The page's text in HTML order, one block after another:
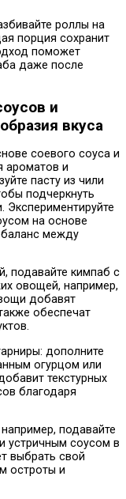
роллы на
порция сохранит
поможет
даже после
и
вкуса
соевого соуса и
ароматов и
пасту из чили
подчеркнуть
Экспериментируйте
на основе
баланс между
подавайте кимпаб с
овощей, например,
добавят
обеспечат
дополните
огурцом или
текстурных
благодаря
подавайте
устричным соусом в
выбрать свой
остроты и